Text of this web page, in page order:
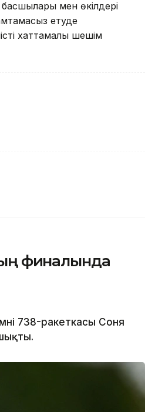
мен өкілдері
етуде
хаттамалық шешім
финалында
738-ракеткасы Соня